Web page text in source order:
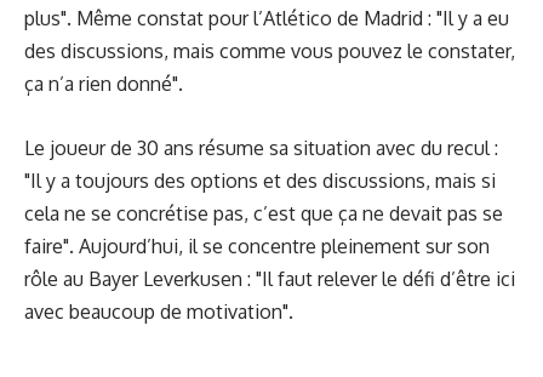
plus". Même constat pour l’Atlético de Madrid : "Il y a eu
des discussions, mais comme vous pouvez le constater,
ça n’a rien donné".
Le joueur de 30 ans résume sa situation avec du recul :
"Il y a toujours des options et des discussions, mais si
cela ne se concrétise pas, c’est que ça ne devait pas se
faire". Aujourd’hui, il se concentre pleinement sur son
rôle au Bayer Leverkusen : "Il faut relever le défi d’être ici
avec beaucoup de motivation".